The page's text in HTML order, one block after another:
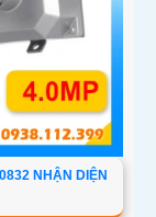
NHẬN DIỆN